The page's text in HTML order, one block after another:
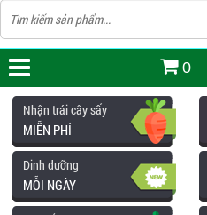
0
Nhận trái cây sấy
MIỄN PHÍ
Dinh dưỡng
MỖI NGÀY